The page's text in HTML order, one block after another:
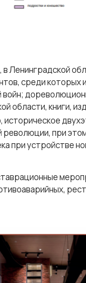
Ленинградской
среди которых
войн;
области, книги,
историческое
при
при устройстве